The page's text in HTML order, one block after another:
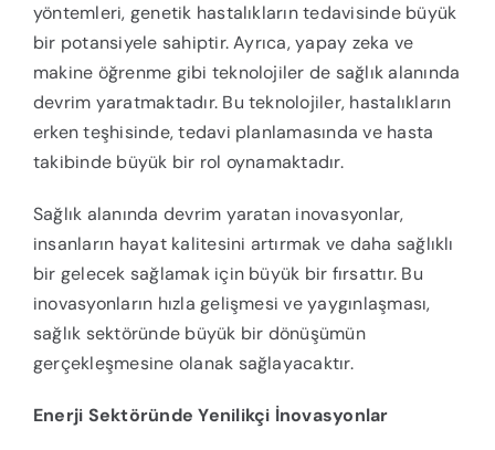
yöntemleri, genetik hastalıkların tedavisinde büyük
bir potansiyele sahiptir. Ayrıca, yapay zeka ve
makine öğrenme gibi teknolojiler de sağlık alanında
devrim yaratmaktadır. Bu teknolojiler, hastalıkların
erken teşhisinde, tedavi planlamasında ve hasta
takibinde büyük bir rol oynamaktadır.
Sağlık alanında devrim yaratan inovasyonlar,
insanların hayat kalitesini artırmak ve daha sağlıklı
bir gelecek sağlamak için büyük bir fırsattır. Bu
inovasyonların hızla gelişmesi ve yaygınlaşması,
sağlık sektöründe büyük bir dönüşümün
gerçekleşmesine olanak sağlayacaktır.
Enerji Sektöründe Yenilikçi İnovasyonlar